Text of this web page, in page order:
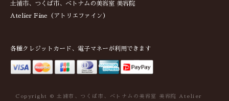
土浦市、つくば市、ベトナムの美容室 美容院
Atelier Fine（アトリエファイン）
各種クレジットカード、電子マネーが利用できます
Copyright © 土浦市、つくば市、ベトナムの美容室 美容院 Atelier